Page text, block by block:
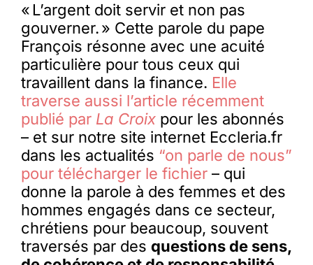
« L’argent doit servir et non pas
gouverner. » Cette parole du pape
François résonne avec une acuité
particulière pour tous ceux qui
travaillent dans la finance. Elle
traverse aussi l’article récemment
publié par La Croixpour les abonnés
– et sur notre site internet Eccleria.fr
dans les actualités “on parle de nous”
pour télécharger le fichier– qui
donne la parole à des femmes et des
hommes engagés dans ce secteur,
chrétiens pour beaucoup, souvent
traversés par des questions de sens,